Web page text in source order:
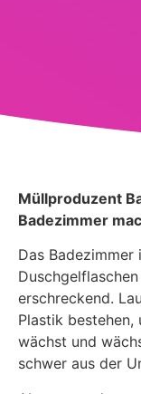
Müllproduzent
Badezimmer
Das
erschreckend.
Plastik
wächst und
schwer aus der